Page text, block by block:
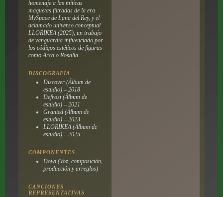
homenaje a las míticas
maquetas filtradas de la era
MySpace de Lana del Rey, y el
aclamado universo conceptual
LLORIKEA(2025), un trabajo
de vanguardia influenciado por
los códigos estéticos de figuras
como Arca o Rosalía.
DISCOGRAFÍA
Discover (Álbum de
estudio) – 2018
Defrost (Álbum de
estudio) – 2021
Granted (Álbum de
estudio) – 2023
LLORIKEA (Álbum de
estudio) – 2025
COMPONENTES
Dowi (Voz, composición,
producción y arreglos)
CANCIONES
REPRESENTATIVAS